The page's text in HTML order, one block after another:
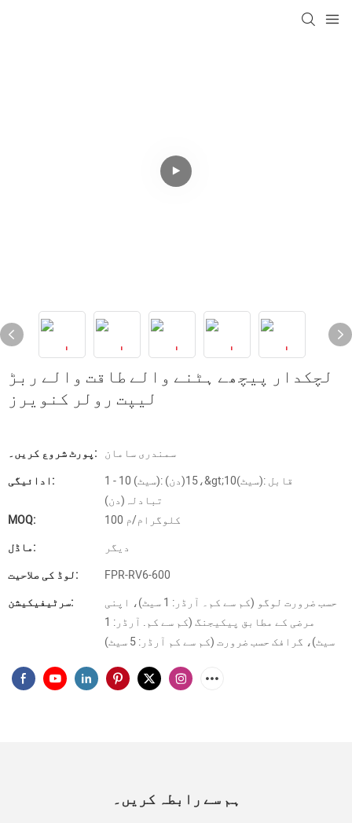
لچکدار پیچھے ہٹنے والے طاقت والے ربڑ
لیپت رولر کنویرز
پورٹ شروع کریں۔: سمندری سامان
ادائیگی:
1 - 10 (سیٹ): 15(دن)،&gt;10(سیٹ): قابل
تبادلہ(دن)
MOQ:
100 کلوگرام/م
ماڈل:
دیگر
لوڈ کی صلاحیت:
FPR-RV6-600
سرٹیفیکیشن:
حسب ضرورت لوگو (کم سے کم۔ آرڈر: 1 سیٹ)، اپنی
مرضی کے مطابق پیکیجنگ (کم سے کم. آرڈر: 1
سیٹ)، گرافک حسب ضرورت (کم سے کم آرڈر: 5 سیٹ)
ہم سے رابطہ کریں۔